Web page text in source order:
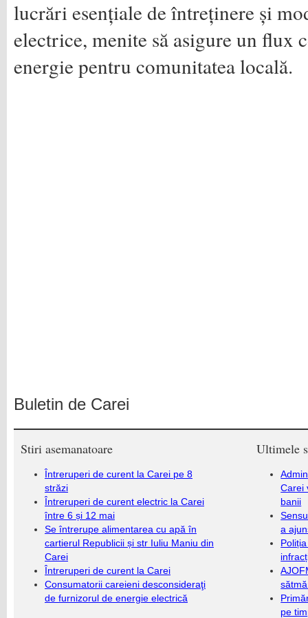
lucrări esențiale de întreținere și
electrice, menite să asigure un flux
energie pentru comunitatea locală.
Buletin de Carei
Stiri asemanatoare
Întreruperi de curent la Carei pe 8
străzi
Întreruperi de curent electric la Carei
între 6 și 12 mai
Se întrerupe alimentarea cu apă în
cartierul Republicii și str Iuliu Maniu din
Carei
Întreruperi de curent la Carei
Consumatorii careieni desconsideraţi
de furnizorul de energie electrică
Ultimele
Carei
banii
a
pe